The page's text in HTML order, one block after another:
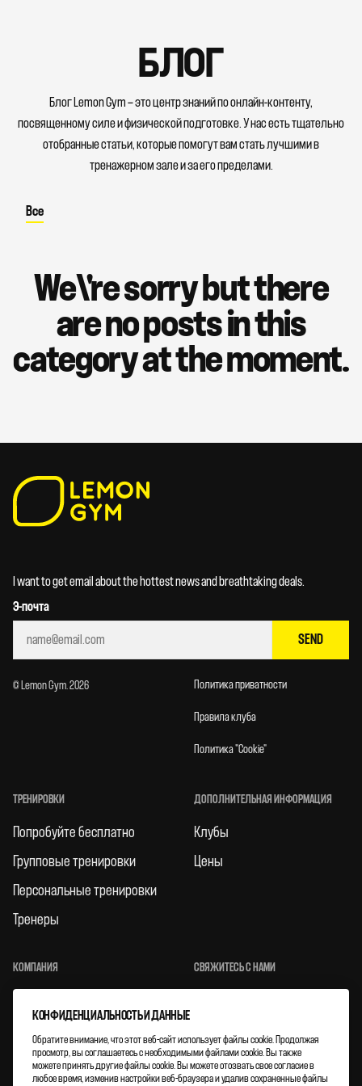
БЛОГ
Блог Lemon Gym — это центр знаний по онлайн-контенту,
посвященному силе и физической подготовке. У нас есть тщательно
отобранные статьи, которые помогут вам стать лучшими в
тренажерном зале и за его пределами.
Все
We\'re sorry but there
are no posts in this
category at the moment.
I want to get email about the hottest news and breathtaking deals.
Э-почта
SEND
© Lemon Gym. 2026 Политика приватности
Правила клуба
Политика "Cookie"
ТРЕНИРОВКИ
Попробуйте бесплатно
Групповые тренировки
Персональные тренировки
Тренеры
ДОПОЛНИТЕЛЬНАЯ ИНФОРМАЦИЯ
Клубы
Цены
КОМПАНИЯ
Правила
СВЯЖИТЕСЬ С НАМИ
Instagram
КОНФИДЕНЦИАЛЬНОСТЬ И ДАННЫЕ
Обратите внимание, что этот веб-сайт использует файлы cookie. Продолжая
просмотр, вы соглашаетесь с необходимыми файлами cookie. Вы также
можете принять другие файлы cookie. Вы можете отозвать свое согласие в
любое время, изменив настройки веб-браузера и удалив сохраненные файлы